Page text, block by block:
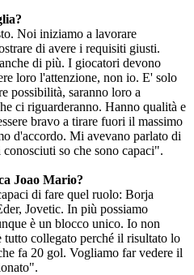
Noi iniziamo a lavorare
di avere i requisiti giusti.
di più. I giocatori devono
loro l'attenzione, non io. E' solo
possibilità, saranno loro a
ci riguarderanno. Hanno qualità e
bravo a tirare fuori il massimo
d'accordo. Mi avevano parlato di
so che sono capaci".
Joao Mario?
di fare quel ruolo: Borja
Jovetic. In più possiamo
è un blocco unico. Io non
tutto collegato perché il risultato lo
fa 20 gol. Vogliamo far vedere il